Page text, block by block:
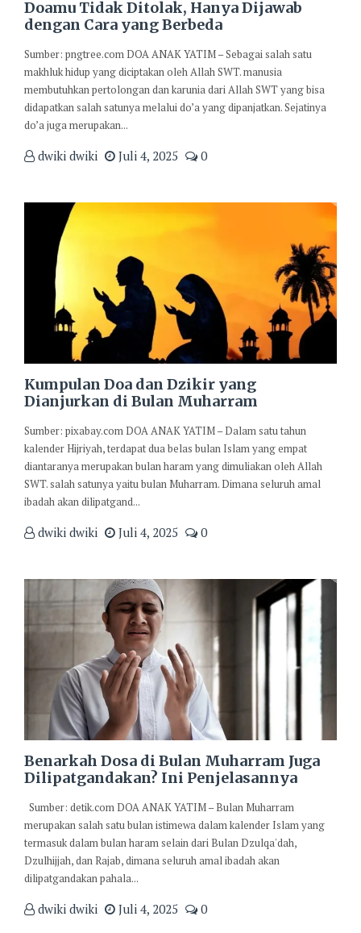
Doamu Tidak Ditolak, Hanya Dijawab
dengan Cara yang Berbeda
Sumber: pngtree.com DOA ANAK YATIM – Sebagai salah satu
makhluk hidup yang diciptakan oleh Allah SWT. manusia
membutuhkan pertolongan dan karunia dari Allah SWT yang bisa
didapatkan salah satunya melalui do’a yang dipanjatkan. Sejatinya
do’a juga merupakan...
dwiki dwiki Juli 4, 2025 0
Kumpulan Doa dan Dzikir yang
Dianjurkan di Bulan Muharram
Sumber: pixabay.com DOA ANAK YATIM – Dalam satu tahun
kalender Hijriyah, terdapat dua belas bulan Islam yang empat
diantaranya merupakan bulan haram yang dimuliakan oleh Allah
SWT. salah satunya yaitu bulan Muharram. Dimana seluruh amal
ibadah akan dilipatgand...
dwiki dwiki Juli 4, 2025 0
Benarkah Dosa di Bulan Muharram Juga
Dilipatgandakan? Ini Penjelasannya
Sumber: detik.com DOA ANAK YATIM – Bulan Muharram
merupakan salah satu bulan istimewa dalam kalender Islam yang
termasuk dalam bulan haram selain dari Bulan Dzulqa'dah,
Dzulhijjah, dan Rajab, dimana seluruh amal ibadah akan
dilipatgandakan pahala...
dwiki dwiki Juli 4, 2025 0